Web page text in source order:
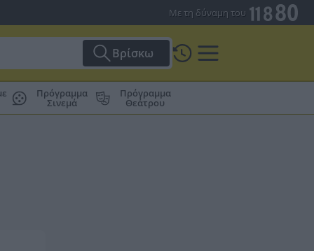
Με τη δύναμη του
Βρίσκω
Πρόγραμμα
Σινεμά
Πρόγραμμα
Θεάτρου